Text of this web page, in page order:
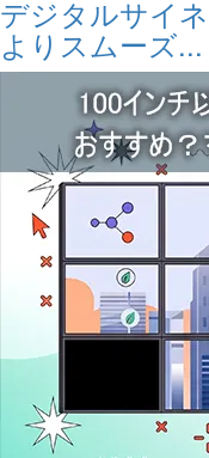
デジタルサイ
よりスムーズ...